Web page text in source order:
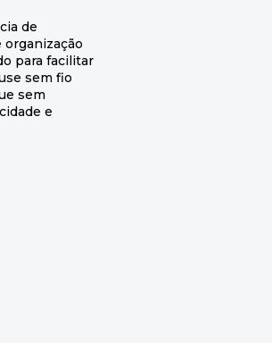
de
para facilitar
sem fio
sem
e